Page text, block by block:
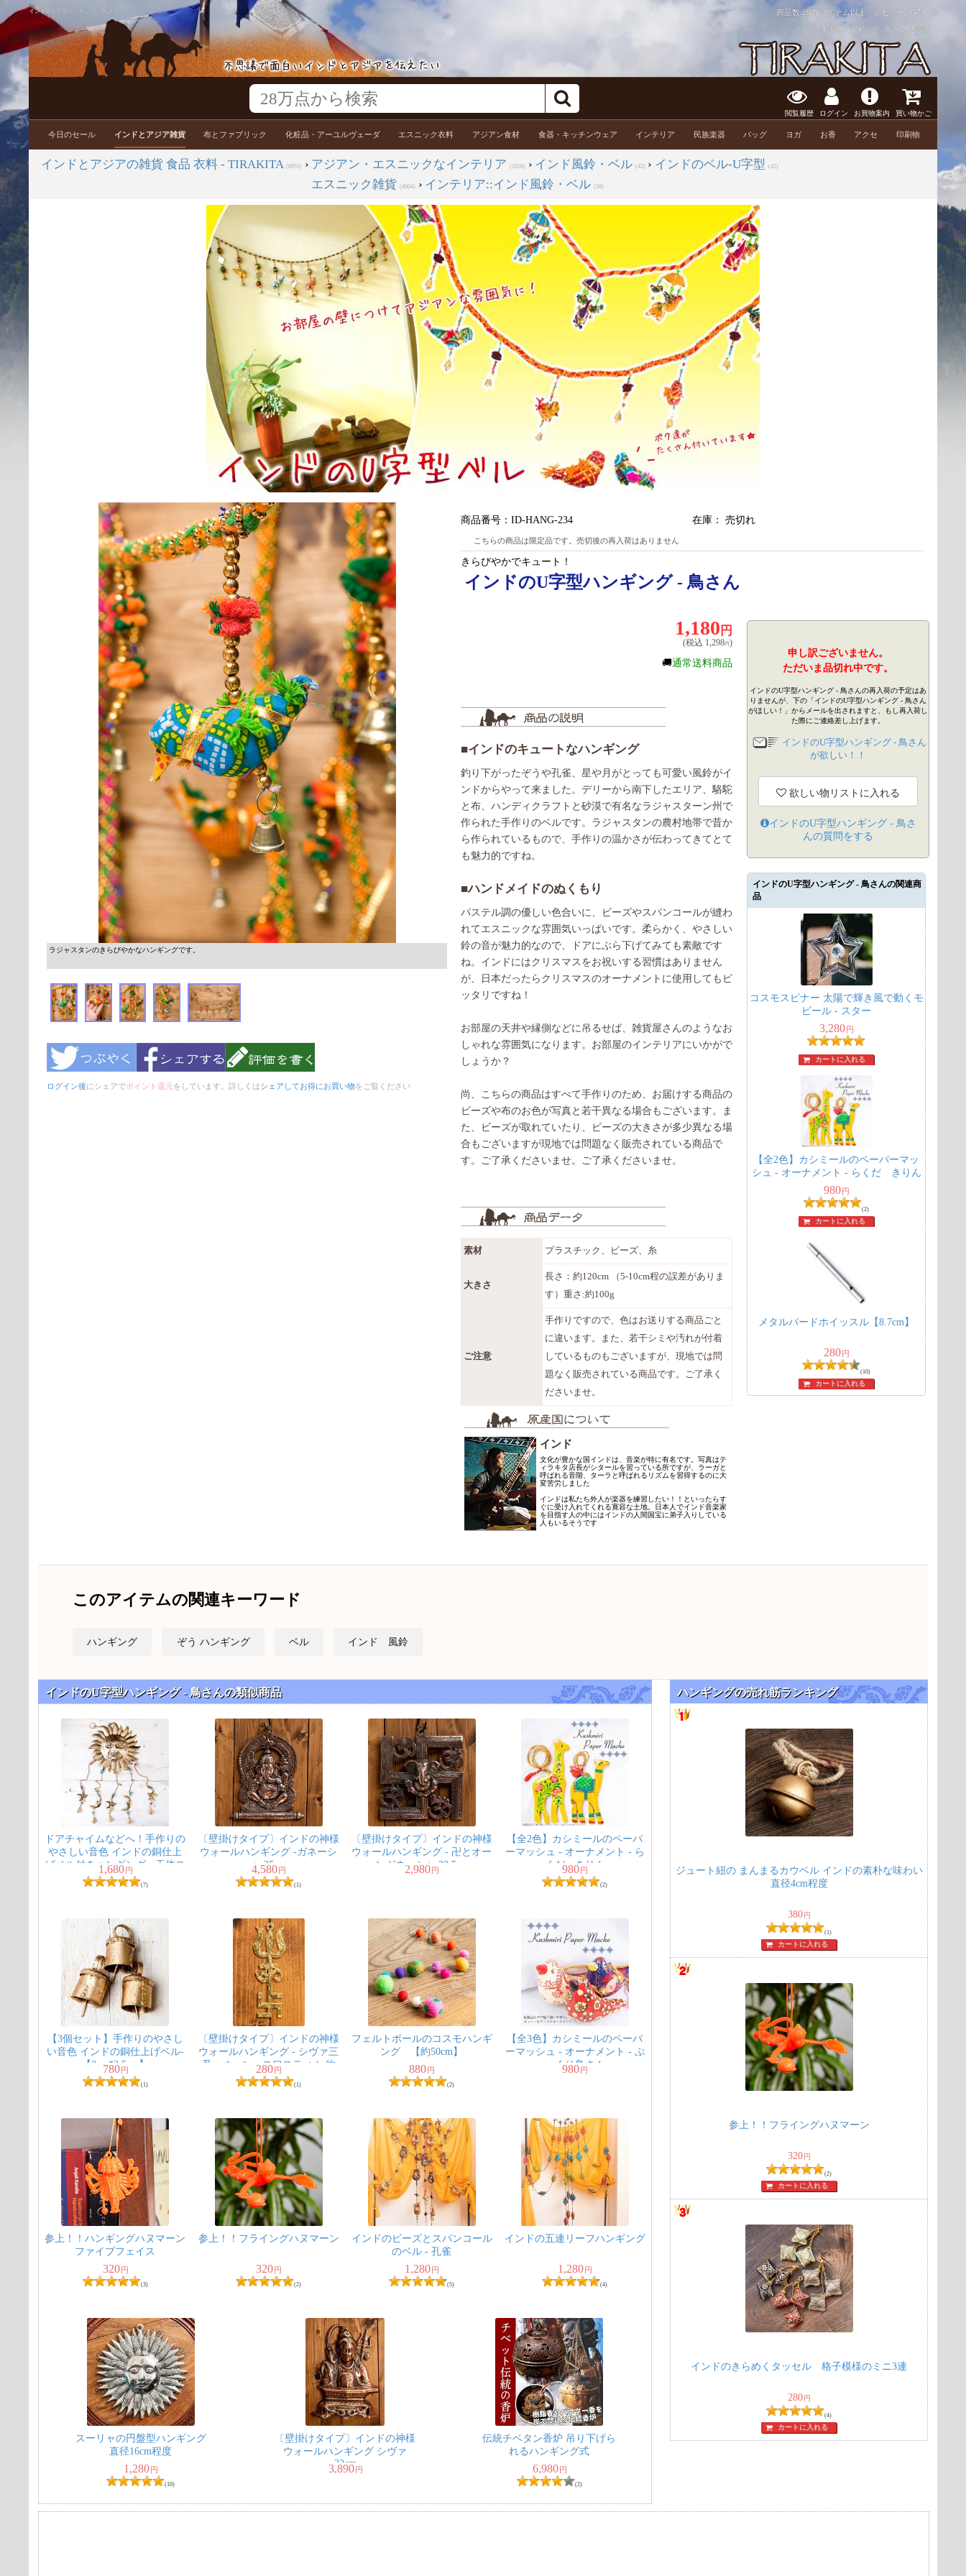
インドのU字型ハンギング - 鳥さん 商品数:28万アイテム以上 レビュー:83791件
インドのU字型ハンギング - 鳥さん 通販店
閲覧履歴 ログイン お買物案内 買い物かご
今日のセール インドとアジア雑貨 布とファブリック 化粧品・アーユルヴェーダ エスニック衣料 アジアン食材 食器・キッチンウェア インテリア 民族楽器 バッグ ヨガ お香 アクセ 印刷物
インドとアジアの雑貨 食品 衣料 - TIRAKITA (6953) › アジアン・エスニックなインテリア (1928) › インド風鈴・ベル (42) › インドのベル-U字型 (42)
エスニック雑貨 (4604) › インテリア::インド風鈴・ベル (58)
ラジャスタンのきらびやかなハンギングです。
ログイン後にシェアでポイント還元をしています。詳しくはシェアしてお得にお買い物をご覧ください
商品番号：ID-HANG-234 在庫： 売切れ
こちらの商品は限定品です。売切後の再入荷はありません
きらびやかでキュート！
インドのU字型ハンギング - 鳥さん
1,180 円
(税込 1,298円)
🚚通常送料商品
■インドのキュートなハンギング
釣り下がったぞうや孔雀、星や月がとっても可愛い風鈴がイ
ンドからやって来ました。デリーから南下したエリア、駱駝
と布、ハンディクラフトと砂漠で有名なラジャスターン州で
作られた手作りのベルです。ラジャスタンの農村地帯で昔か
ら作られているもので、手作りの温かさが伝わってきてとて
も魅力的ですね。
■ハンドメイドのぬくもり
パステル調の優しい色合いに、ビーズやスパンコールが縫わ
れてエスニックな雰囲気いっぱいです。柔らかく、やさしい
鈴の音が魅力的なので、ドアにぶら下げてみても素敵です
ね。インドにはクリスマスをお祝いする習慣はありません
が、日本だったらクリスマスのオーナメントに使用してもピ
ッタリですね！
お部屋の天井や縁側などに吊るせば、雑貨屋さんのようなお
しゃれな雰囲気になります。お部屋のインテリアにいかがで
しょうか？
尚、こちらの商品はすべて手作りのため、お届けする商品の
ビーズや布のお色が写真と若干異なる場合もございます。ま
た、ビーズが取れていたり、ビーズの大きさが多少異なる場
合もございますが現地では問題なく販売されている商品で
す。ご了承くださいませ。ご了承くださいませ。
素材 プラスチック、ビーズ、糸
大きさ
長さ：約120cm （5-10cm程の誤差がありま
す）重さ:約100g
ご注意
手作りですので、色はお送りする商品ごと
に違います。また、若干シミや汚れが付着
しているものもございますが、現地では問
題なく販売されている商品です。ご了承く
ださいませ。
インド
文化が豊かな国インドは、音楽が特に有名です。写真はテ
ィラキタ店長がシタールを習っている所ですが、ラーガと
呼ばれる音階、ターラと呼ばれるリズムを習得するのに大
変苦労しました
インドは私たち外人が楽器を練習したい！！といったらす
ぐに受け入れてくれる寛容な土地。日本人でインド音楽家
を目指す人の中にはインドの人間国宝に弟子入りしている
人もいるそうです
申し訳ございません。
ただいま品切れ中です。
インドのU字型ハンギング - 鳥さんの再入荷の予定はあ
りませんが、下の「インドのU字型ハンギング - 鳥さん
がほしい！」からメールを出されますと、もし再入荷し
た際にご連絡差し上げます。
インドのU字型ハンギング - 鳥さん
が欲しい！！
欲しい物リストに入れる
インドのU字型ハンギング - 鳥さ
んの質問をする
インドのU字型ハンギング - 鳥さんの関連商
品
コスモスピナー 太陽で輝き風で動くモ
ビール - スター
3,280円
カートに入れる
【全2色】カシミールのペーパーマッ
シュ - オーナメント - らくだ きりん
980 円
(2)
カートに入れる
メタルバードホイッスル【8.7cm】
280 円
(10)
カートに入れる
このアイテムの関連キーワード
ハンギング ぞう ハンギング ベル インド 風鈴
インドのU字型ハンギング - 鳥さんの類似商品
ドアチャイムなどへ！手作りの
やさしい音色 インドの銅仕上
げベル付きハンギング - 天体ス
ーリャ〔約80cm〕
1,680円
(7)
〔壁掛けタイプ〕インドの神様
ウォールハンギング -ガネーシ
ャ 35cm
4,580円
(1)
〔壁掛けタイプ〕インドの神様
ウォールハンギング - 卍とオー
ンガネーシャ 23.5cm
2,980円
【全2色】カシミールのペーパ
ーマッシュ - オーナメント - ら
くだ きりん
980円
(2)
【3個セット】手作りのやさし
い音色 インドの銅仕上げベル-
【2cm*2.5cm】
780円
(1)
〔壁掛けタイプ〕インドの神様
ウォールハンギング - シヴァ三
叉・オーン・スワスティカ 約
9cm
280円
(1)
フェルトボールのコスモハンギ
ング 【約50cm】
880円
(2)
【全3色】カシミールのペーパ
ーマッシュ - オーナメント - ぷ
っくり鳥さん
980円
参上！！ハンギングハヌマーン
ファイブフェイス
320円
(3)
参上！！フライングハヌマーン
320円
(2)
インドのビーズとスパンコール
のベル - 孔雀
1,280円
(5)
インドの五連リーフハンギング
1,280円
(4)
スーリャの円盤型ハンギング
直径16cm程度
1,280円
(10)
〔壁掛けタイプ〕インドの神様
ウォールハンギング シヴァ
32cm
3,890 円
伝統チベタン香炉 吊り下げら
れるハンギング式
6,980円
(2)
ハンギングの売れ筋ランキング
ジュート紐の まんまるカウベル インドの素朴な味わい
直径4cm程度
380円
(1)
カートに入れる
参上！！フライングハヌマーン
320円
(2)
カートに入れる
インドのきらめくタッセル 格子模様のミニ3連
280円
(4)
カートに入れる